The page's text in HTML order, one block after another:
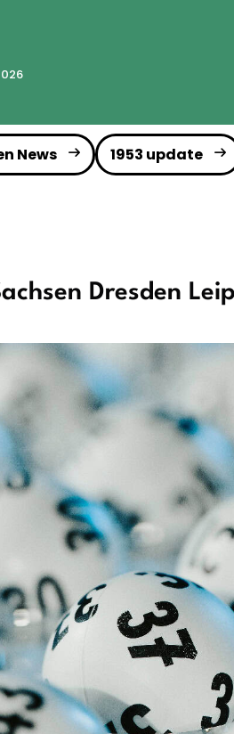
News 1953 update
Dresden